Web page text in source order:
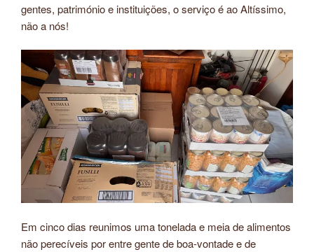
gentes, património e instituições, o serviço é ao Altíssimo,
não a nós!
Em cinco dias reunimos uma tonelada e meia de alimentos
não perecíveis por entre gente de boa-vontade e de